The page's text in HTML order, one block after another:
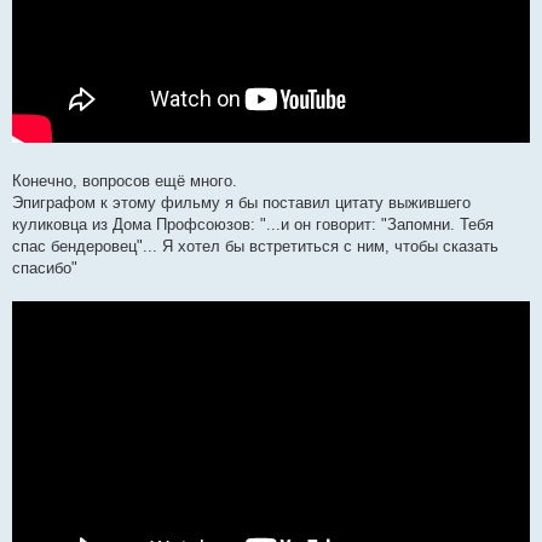
Конечно, вопросов ещё много.
Эпиграфом к этому фильму я бы поставил цитату выжившего
куликовца из Дома Профсоюзов: "...и он говорит: "Запомни. Тебя
спас бендеровец"... Я хотел бы встретиться с ним, чтобы сказать
спасибо"